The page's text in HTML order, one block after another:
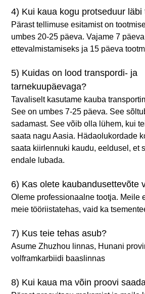
4) Kui kaua kogu protseduur läbi
Pärast tellimuse esitamist on
umbes 20-25 päeva. Vajame 7
ettevalmistamiseks ja 15 päeva
5) Kuidas on lood transpordi- ja
tarnekuupäevaga?
Tavaliselt kasutame kauba
See on umbes 7-25 päeva. See
sadamast. See võib olla lühem, kui
saata nagu Aasia. Hädaolukordade
saata kiirlennuki kaudu, eeldusel, et
endale lubada.
6) Kas olete kaubandusettevõte
Oleme professionaalne tootja. Meile
meie tööriistatehas, vaid ka
7) Kus teie tehas asub?
Asume Zhuzhou linnas, Hunani
volframkarbiidi baaslinnas
8) Kui kaua ma võin proovi